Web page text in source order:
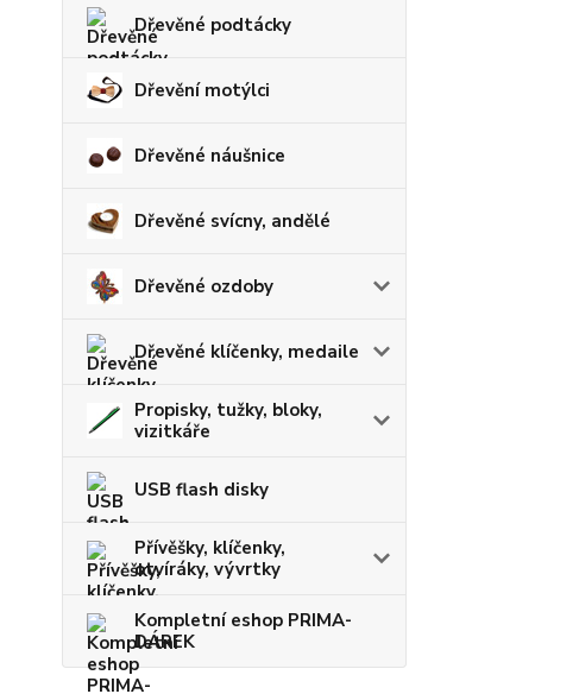
Dřevěné podtácky
Dřevění motýlci
Dřevěné náušnice
Dřevěné svícny, andělé
Dřevěné ozdoby
Dřevěné klíčenky, medaile
Propisky, tužky, bloky,
vizitkáře
USB flash disky
Přívěšky, klíčenky,
otvíráky, vývrtky
Kompletní eshop PRIMA-
DÁREK